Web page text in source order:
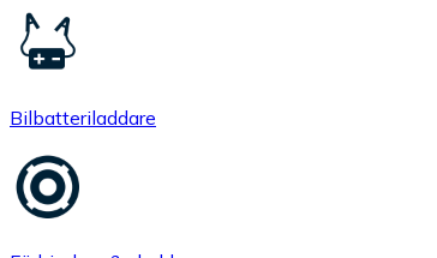
Bilbatteriladdare